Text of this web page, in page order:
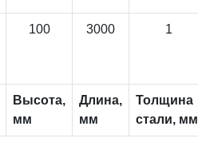
100 3000 1
Высота,
мм
Длина,
мм
Толщина
стали, мм